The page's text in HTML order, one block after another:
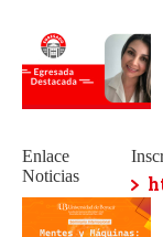
Enlace
Noticias